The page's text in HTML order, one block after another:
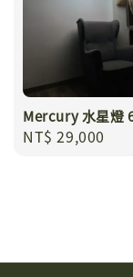
Mercury 水星燈
Regular
NT$ 29,000